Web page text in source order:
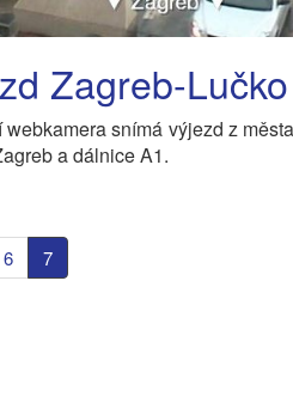
Zagreb-Lučko
webkamera snímá výjezd z
a dálnice A1.
6 7